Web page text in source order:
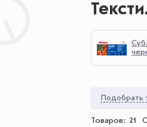
Подобрать
Товаров: 21